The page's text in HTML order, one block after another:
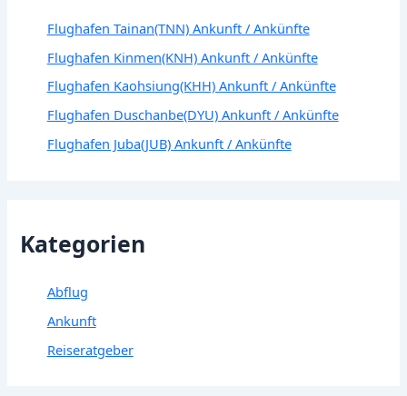
Flughafen Tainan(TNN) Ankunft / Ankünfte
Flughafen Kinmen(KNH) Ankunft / Ankünfte
Flughafen Kaohsiung(KHH) Ankunft / Ankünfte
Flughafen Duschanbe(DYU) Ankunft / Ankünfte
Flughafen Juba(JUB) Ankunft / Ankünfte
Kategorien
Abflug
Ankunft
Reiseratgeber